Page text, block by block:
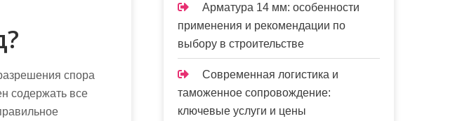
спора
содержать все
Арматура 14 мм: особенности
применения и рекомендации по
выбору в строительстве
Современная логистика и
таможенное сопровождение:
ключевые услуги и цены